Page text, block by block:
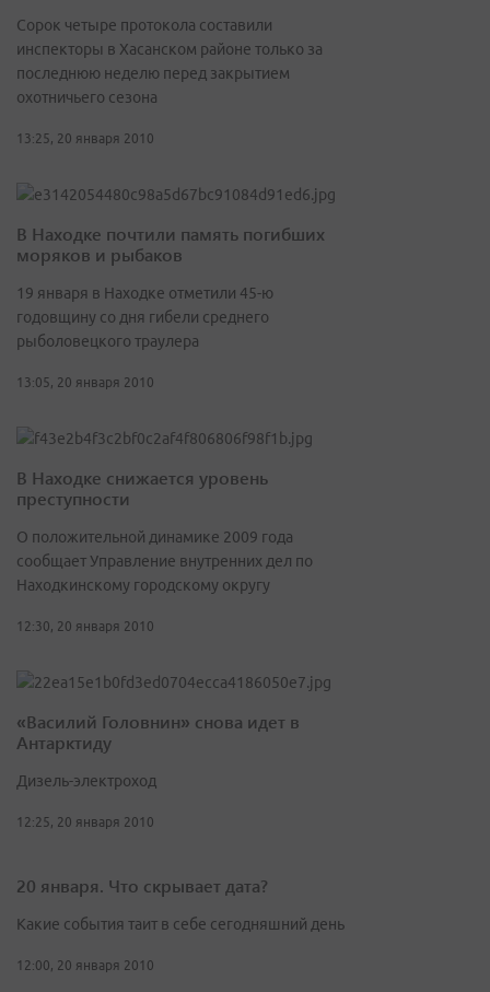
Сорок четыре протокола составили
инспекторы в Хасанском районе только за
последнюю неделю перед закрытием
охотничьего сезона
13:25, 20 января 2010
В Находке почтили память погибших
моряков и рыбаков
19 января в Находке отметили 45-ю
годовщину со дня гибели среднего
рыболовецкого траулера
13:05, 20 января 2010
В Находке снижается уровень
преступности
О положительной динамике 2009 года
сообщает Управление внутренних дел по
Находкинскому городскому округу
12:30, 20 января 2010
«Василий Головнин» снова идет в
Антарктиду
Дизель-электроход
12:25, 20 января 2010
20 января. Что скрывает дата?
Какие события таит в себе сегодняшний день
12:00, 20 января 2010